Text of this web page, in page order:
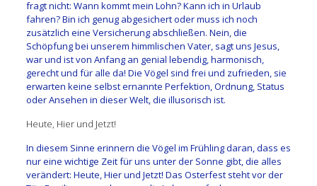
fragt nicht: Wann kommt mein Lohn? Kann ich in Urlaub
fahren? Bin ich genug abgesichert oder muss ich noch
zusätzlich eine Versicherung abschließen. Nein, die
Schöpfung bei unserem himmlischen Vater, sagt uns Jesus,
war und ist von Anfang an genial lebendig, harmonisch,
gerecht und für alle da! Die Vögel sind frei und zufrieden, sie
erwarten keine selbst ernannte Perfektion, Ordnung, Status
oder Ansehen in dieser Welt, die illusorisch ist.
Heute, Hier und Jetzt!
In diesem Sinne erinnern die Vögel im Frühling daran, dass es
nur eine wichtige Zeit für uns unter der Sonne gibt, die alles
verändert: Heute, Hier und Jetzt! Das Osterfest steht vor der